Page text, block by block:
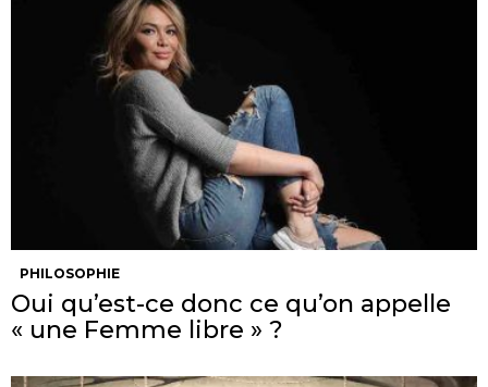
PHILOSOPHIE
Oui qu’est-ce donc ce qu’on appelle
« une Femme libre » ?